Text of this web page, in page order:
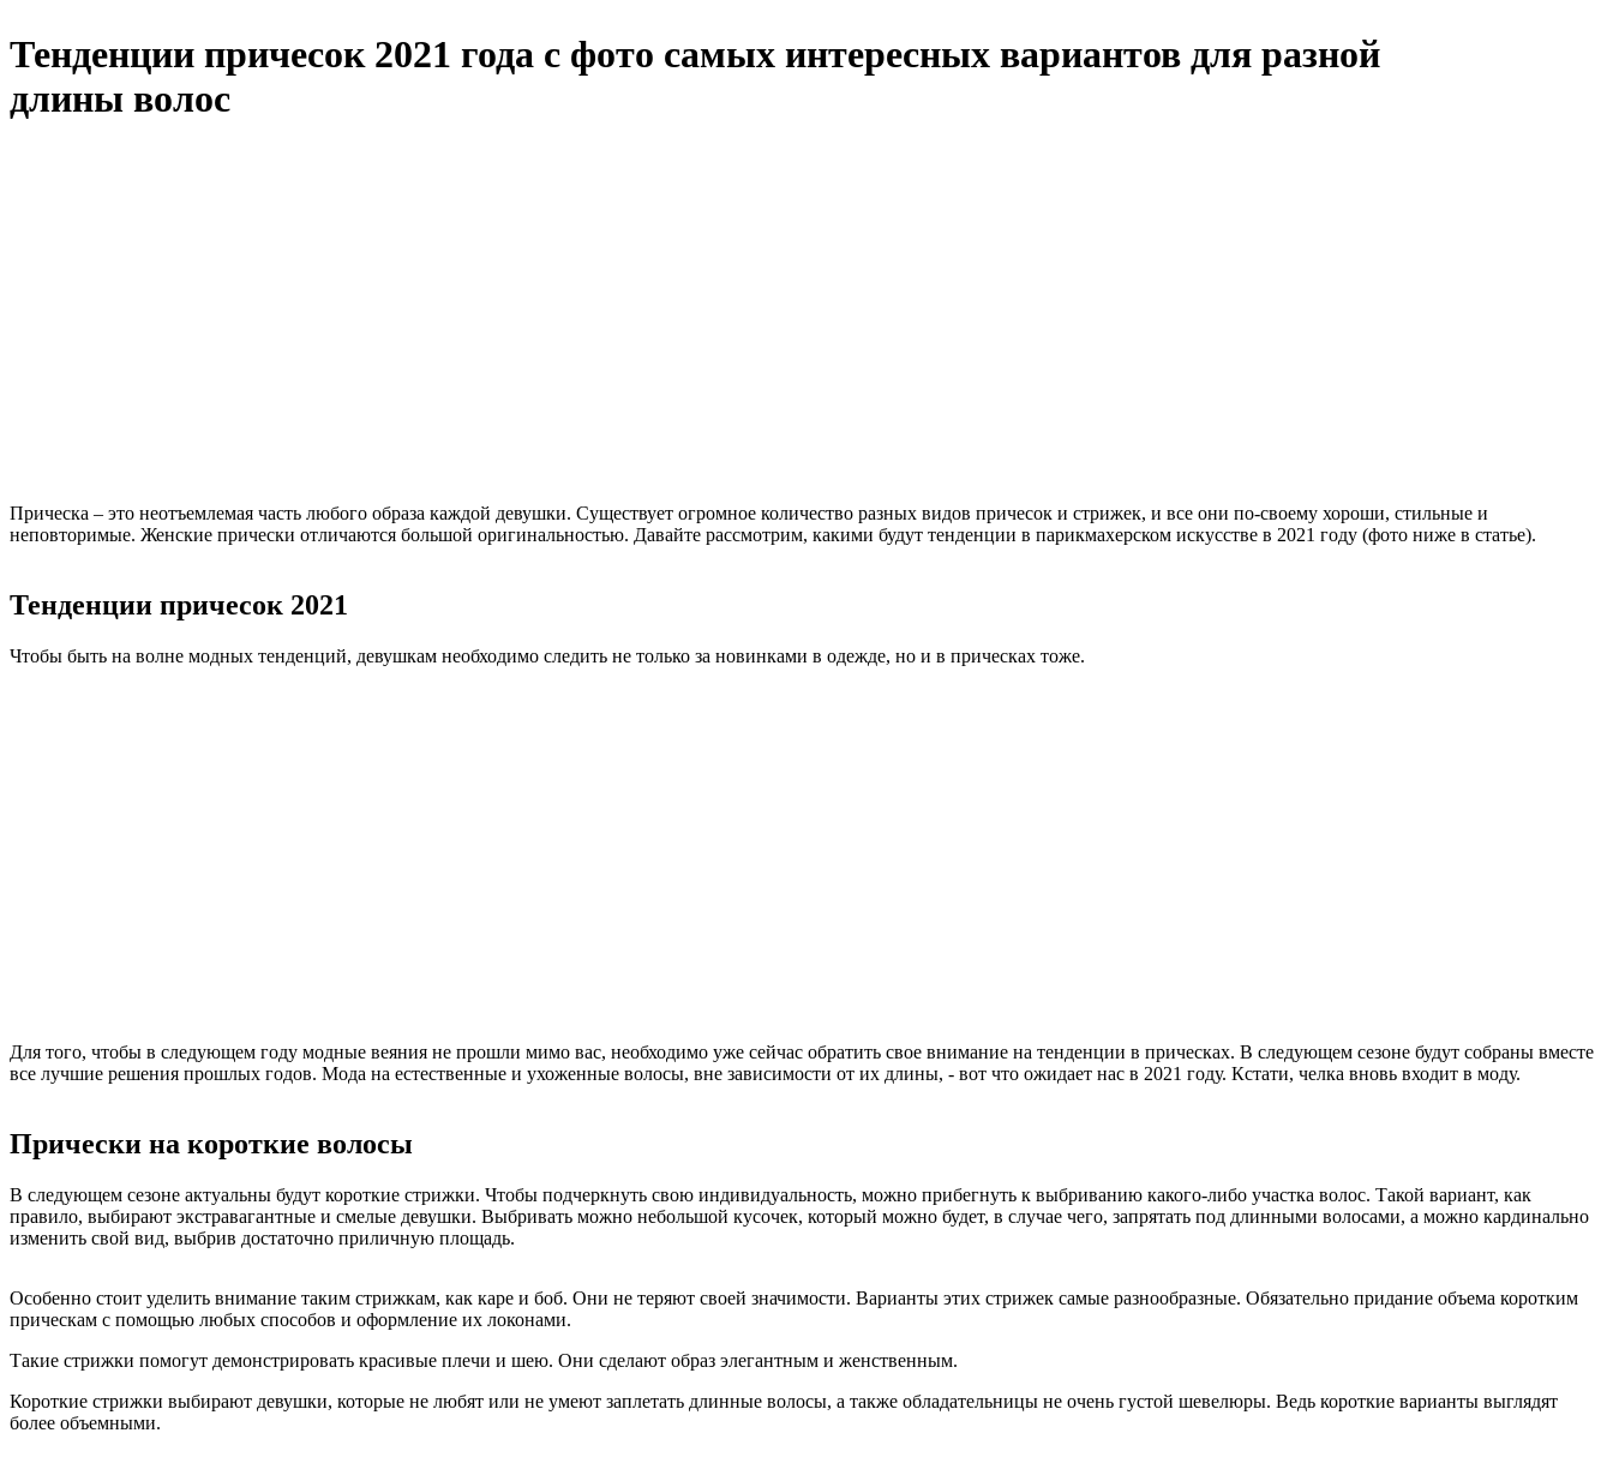
Тенденции причесок 2021 года с фото самых интересных вариантов для разной
длины волос
Прическа – это неотъемлемая часть любого образа каждой девушки. Существует огромное количество разных видов причесок и стрижек, и все они по-своему хороши, стильные и
неповторимые. Женские прически отличаются большой оригинальностью. Давайте рассмотрим, какими будут тенденции в парикмахерском искусстве в 2021 году (фото ниже в статье).
Тенденции причесок 2021
Чтобы быть на волне модных тенденций, девушкам необходимо следить не только за новинками в одежде, но и в прическах тоже.
Для того, чтобы в следующем году модные веяния не прошли мимо вас, необходимо уже сейчас обратить свое внимание на тенденции в прическах. В следующем сезоне будут собраны вместе
все лучшие решения прошлых годов. Мода на естественные и ухоженные волосы, вне зависимости от их длины, - вот что ожидает нас в 2021 году. Кстати, челка вновь входит в моду.
Прически на короткие волосы
В следующем сезоне актуальны будут короткие стрижки. Чтобы подчеркнуть свою индивидуальность, можно прибегнуть к выбриванию какого-либо участка волос. Такой вариант, как
правило, выбирают экстравагантные и смелые девушки. Выбривать можно небольшой кусочек, который можно будет, в случае чего, запрятать под длинными волосами, а можно кардинально
изменить свой вид, выбрив достаточно приличную площадь.
Особенно стоит уделить внимание таким стрижкам, как каре и боб. Они не теряют своей значимости. Варианты этих стрижек самые разнообразные. Обязательно придание объема коротким
прическам с помощью любых способов и оформление их локонами.
Такие стрижки помогут демонстрировать красивые плечи и шею. Они сделают образ элегантным и женственным.
Короткие стрижки выбирают девушки, которые не любят или не умеют заплетать длинные волосы, а также обладательницы не очень густой шевелюры. Ведь короткие варианты выглядят
более объемными.